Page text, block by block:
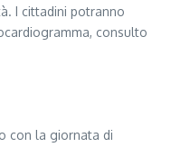
I cittadini potranno
consulto
con la giornata di